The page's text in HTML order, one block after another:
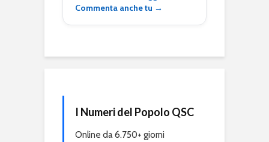
Commenta anche tu →
I Numeri del Popolo QSC
Online da 6.750+ giorni